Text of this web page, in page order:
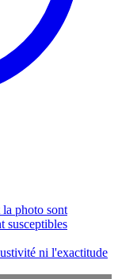
la photo sont
susceptibles
ni l'exactitude